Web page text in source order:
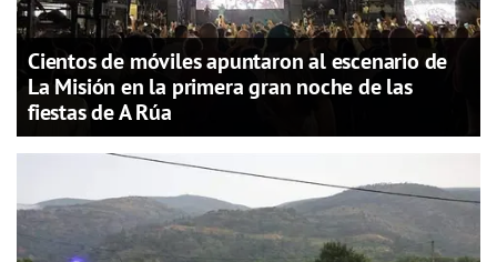
Cientos de móviles apuntaron al escenario de
La Misión en la primera gran noche de las
fiestas de A Rúa